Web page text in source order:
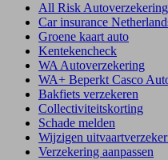
All Risk Autoverzekering
Car insurance
Groene kaart auto
Kentekencheck
WA Autoverzekering
WA+ Beperkt Casco
Bakfiets verzekeren
Collectiviteitskorting
Schade melden
Wijzigen
Verzekering aanpassen